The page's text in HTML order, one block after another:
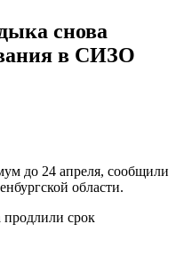
снова
в СИЗО
до 24 апреля, сообщили
области.